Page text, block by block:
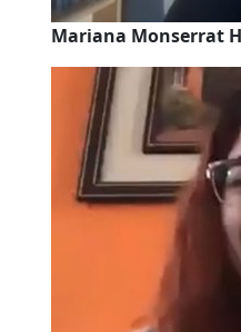
Mariana Monserrat